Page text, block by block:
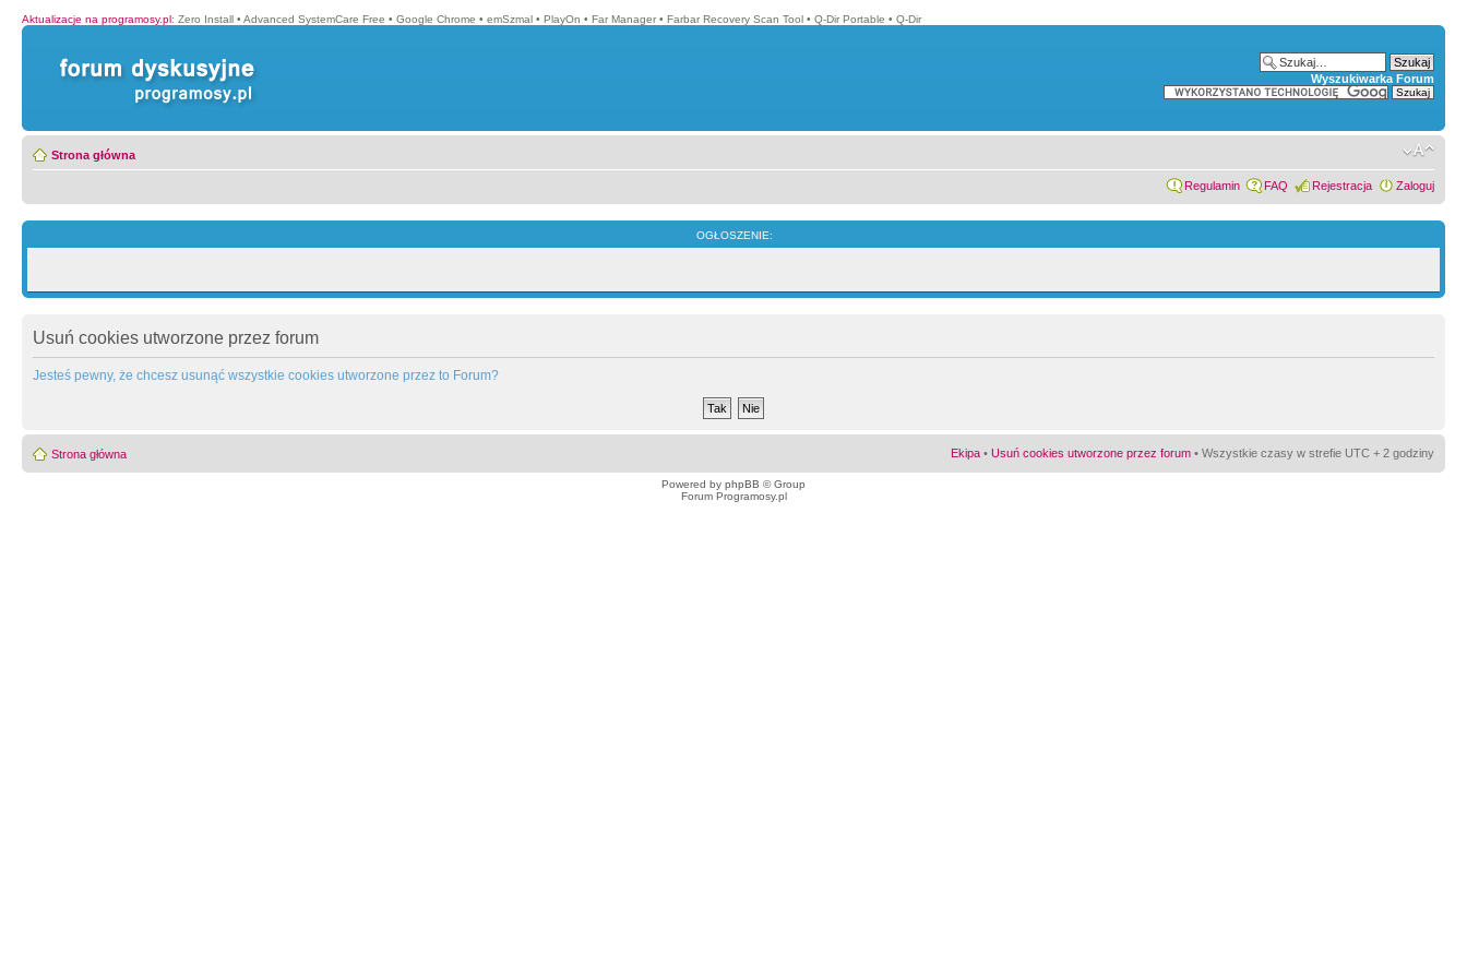
Aktualizacje na programosy.pl: Zero Install • Advanced SystemCare Free • Google Chrome • emSzmal • PlayOn • Far Manager • Farbar Recovery Scan Tool • Q-Dir Portable • Q-Dir
Wyszukiwarka Forum
Strona główna
Regulamin FAQ Rejestracja Zaloguj
OGŁOSZENIE:
Usuń cookies utworzone przez forum
Jesteś pewny, że chcesz usunąć wszystkie cookies utworzone przez to Forum?
Strona główna Ekipa • Usuń cookies utworzone przez forum • Wszystkie czasy w strefie UTC + 2 godziny
Powered by phpBB © Group
Forum Programosy.pl